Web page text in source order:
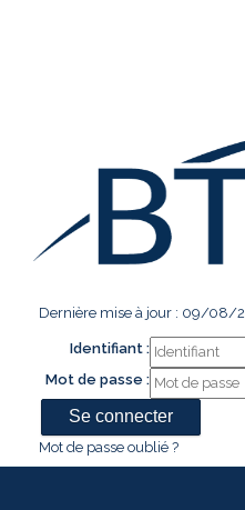
Dernière mise à jour : 09/08/
Identifiant :
Mot de passe :
Mot de passe oublié ?